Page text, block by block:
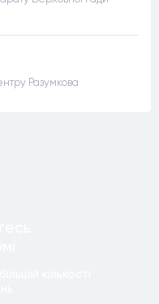
Разумкова